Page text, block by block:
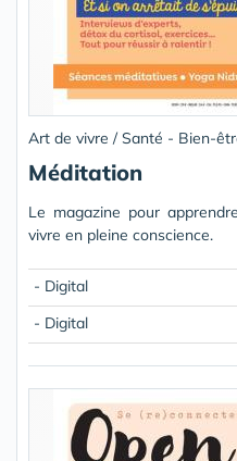
Art de vivre / Santé - Bien-
Méditation
Le magazine pour
vivre en pleine conscience.
- Digital
- Digital